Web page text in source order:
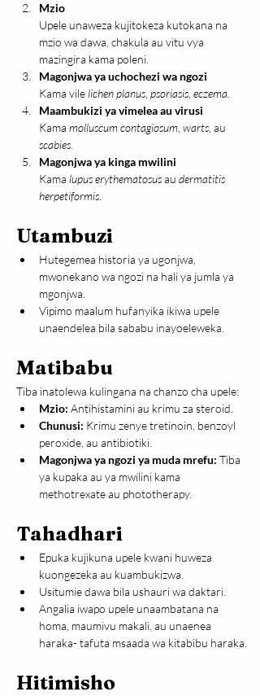
Mzio
Upele unaweza kujitokeza kutokana na
mzio wa dawa, chakula au vitu vya
mazingira kama poleni.
Magonjwa ya uchochezi wa ngozi
Kama vile lichen planus psoriasis eczema
Maambukizi ya vimelea au virusi
Kama molluscum contagiosum warts , au
scabies
Magonjwa ya kinga mwilini
Kama lupus erythematosus au dermatitis
herpetiformis
Utambuzi
Hutegemea historia ya ugonjwa,
mwonekano wa ngozi na hali ya jumla ya
mgonjwa.
Vipimo maalum hufanyika ikiwa upele
unaendelea bila sababu inayoeleweka.
Matibabu
Tiba inatolewa kulingana na chanzo cha upele:
Mzio: Antihistamini au krimu za steroid.
Chunusi: Krimu zenye tretinoin, benzoyl
peroxide, au antibiotiki.
Magonjwa ya ngozi ya muda mrefu: Tiba
ya kupaka au ya mwilini kama
methotrexate au phototherapy.
Tahadhari
Epuka kujikuna upele kwani huweza
kuongezeka au kuambukizwa.
Usitumie dawa bila ushauri wa daktari.
Angalia iwapo upele unaambatana na
homa, maumivu makali, au unaenea
haraka- tafuta msaada wa kitabibu haraka.
Hitimisho